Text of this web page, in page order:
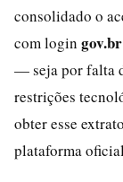
consolidado o
com login gov.br
— seja por falta
restrições
obter esse
plataforma